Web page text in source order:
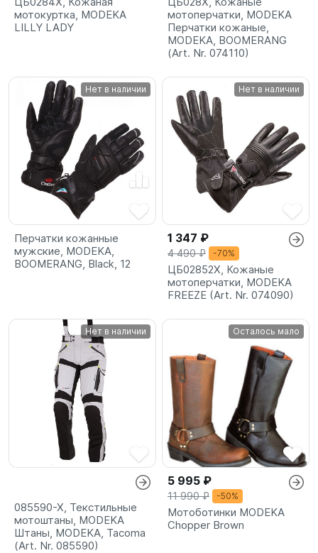
мотокуртка, MODEKA
LILLY LADY
мотоперчатки, MODEKA
Перчатки кожаные,
MODEKA, BOOMERANG
(Art. Nr. 074110)
Нет в наличии
Перчатки кожанные
мужские, MODEKA,
BOOMERANG, Black, 12
Нет в наличии
1 347 ₽
4 490 ₽ -70%
ЦБ02852X, Кожаные
мотоперчатки, MODEKA
FREEZE (Art. Nr. 074090)
Нет в наличии
085590-X, Текстильные
мотоштаны, MODEKA
Штаны, MODEKA, Tacoma
(Art. Nr. 085590)
Осталось мало
5 995 ₽
11 990 ₽ -50%
Мотоботинки MODEKA
Chopper Brown